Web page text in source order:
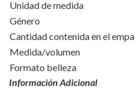
Unidad de medida
Género
Cantidad contenida en el
Medida/volumen
Formato belleza
Información Adicional